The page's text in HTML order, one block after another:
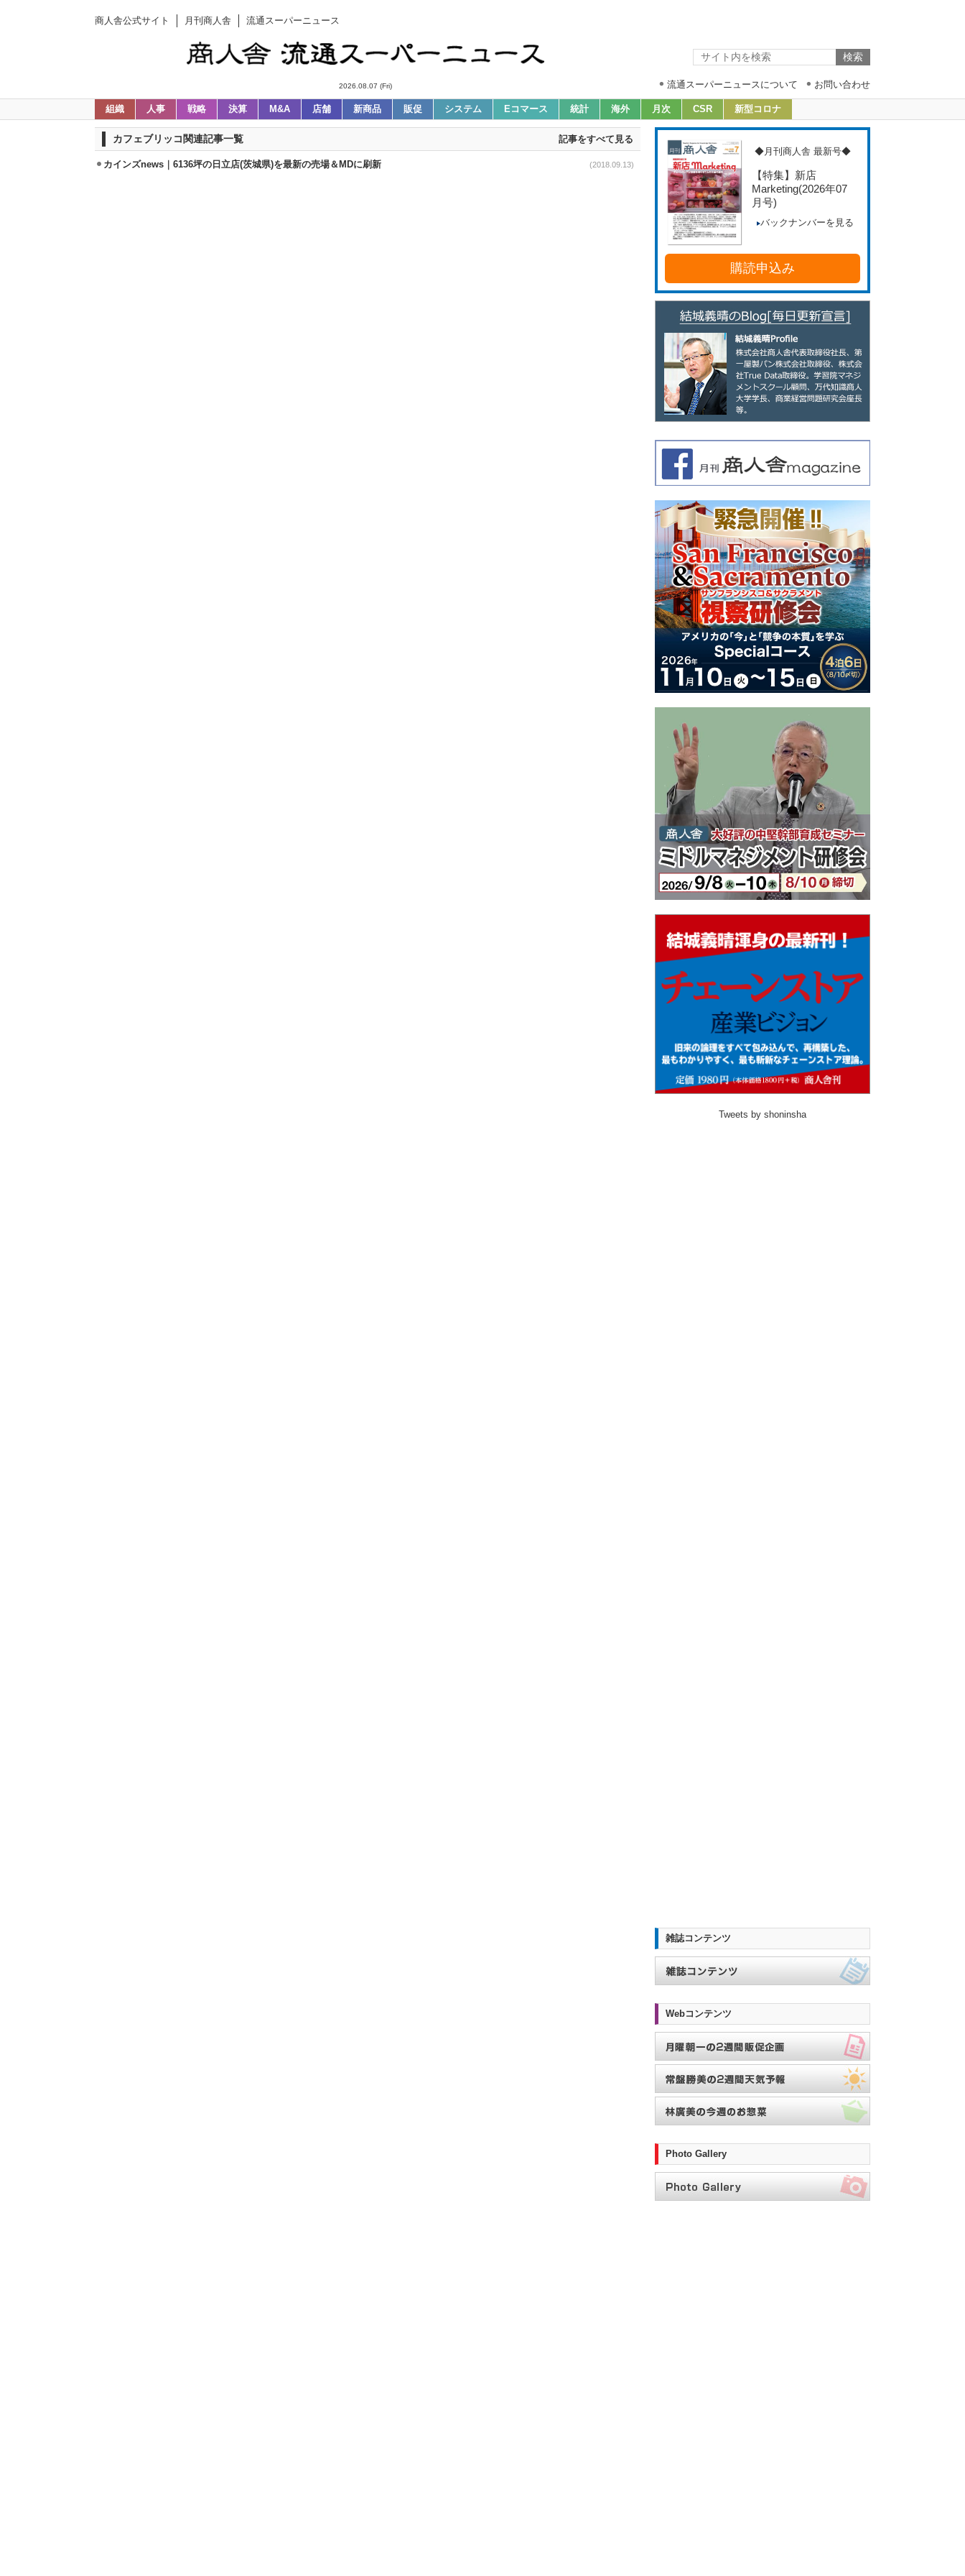
商人舎公式サイト 月刊商人舎 流通スーパーニュース
2026.08.07 (Fri) 流通スーパーニュースについて お問い合わせ
組織 人事 戦略 決算 M&A 店舗 新商品 販促 システム Eコマース 統計 海外 月次 CSR 新型コロナ
カフェブリッコ関連記事一覧 記事をすべて見る
カインズnews｜6136坪の日立店(茨城県)を最新の売場＆MDに刷新 (2018.09.13)
◆月刊商人舎 最新号◆
【特集】新店
Marketing(2026年07
月号)
バックナンバーを見る
購読申込み
Tweets by shoninsha
雑誌コンテンツ
Webコンテンツ
Photo Gallery